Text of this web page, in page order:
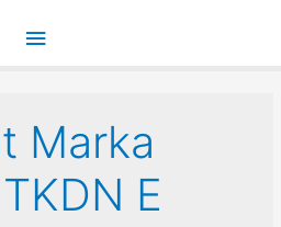
Main
Marka
E